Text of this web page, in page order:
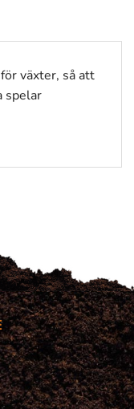
växter, så att
spelar